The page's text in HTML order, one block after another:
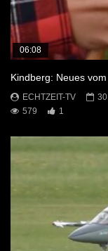
06:08
Kindberg: Neues
ECHTZEIT-TV
579
1